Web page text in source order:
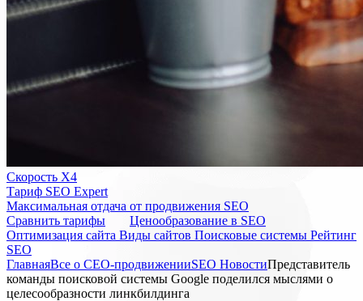
Скорость Х4
Тариф SEO Expert
Максимальная отдача от продвижения SEO
Cравнить тарифы
Ценообразование в SEO
Оптимизация сайта Виды сайтов Поисковые системы Рейтинг
SEO
ГлавнаяВсе о СЕО-продвиженииSEO НовостиПредставитель
команды поисковой системы Google поделился мыслями о
целесообразности линкбилдинга